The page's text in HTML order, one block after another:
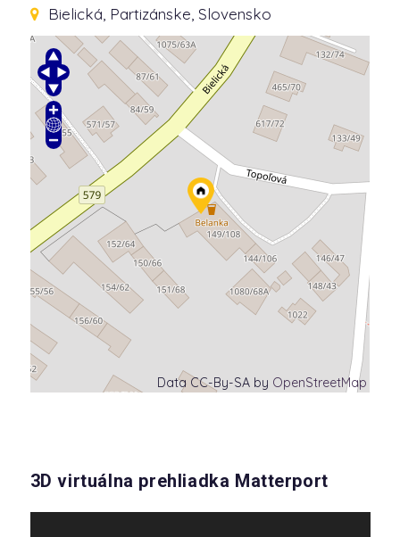
Bielická , Partizánske, Slovensko
Data CC-By-SA by OpenStreetMap
3D virtuálna prehliadka Matterport